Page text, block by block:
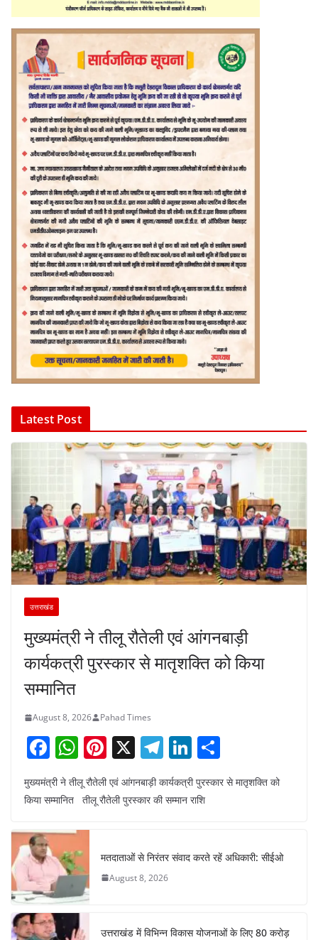
Latest Post
उत्तराखंड
मुख्यमंत्री ने तीलू रौतेली एवं आंगनबाड़ी
कार्यकत्री पुरस्कार से मातृशक्ति को किया
सम्मानित
August 8, 2026 Pahad Times
F
a
c
b
o
o
k
W
h
at
A
p
p
Pi
nt
er
X T
el
e
m
Li
n
k
n
h
ar
मुख्यमंत्री ने तीलू रौतेली एवं आंगनबाड़ी कार्यकत्री पुरस्कार से मातृशक्ति को
किया सम्मानित तीलू रौतेली पुरस्कार की सम्मान राशि
मतदाताओं से निरंतर संवाद करते रहें अधिकारी: सीईओ
August 8, 2026
उत्तराखंड में विभिन्न विकास योजनाओं के लिए 80 करोड़